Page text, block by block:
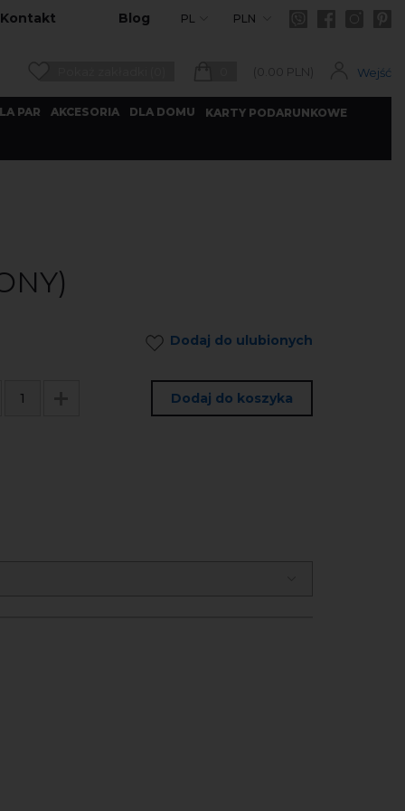
Kontakt Blog PL PLN
(0.00 PLN) Wejść
PAR AKCESORIA DLA DOMU KARTY PODARUNKOWE
Dodaj do ulubionych
Dodaj do koszyka